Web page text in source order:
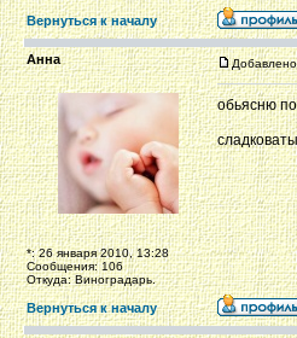
Вернуться к началу
Анна
*: 26 января 2010, 13:28
Сообщения: 106
Откуда: Виноградарь.
обьясню
Вернуться к началу